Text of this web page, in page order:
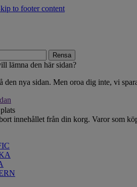
to footer content
Rensa
lämna den här sidan?
den nya sidan. Men oroa dig inte, vi
innehållet från din korg. Varor som